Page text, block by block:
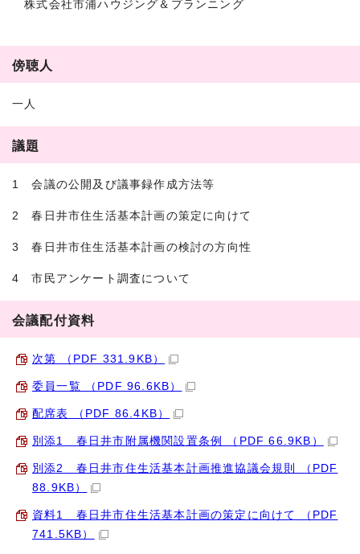
株式会社市浦ハウジング＆プランニング
傍聴人
一人
議題
1 会議の公開及び議事録作成方法等
2 春日井市住生活基本計画の策定に向けて
3 春日井市住生活基本計画の検討の方向性
4 市民アンケート調査について
会議配付資料
次第 （PDF 331.9KB）
委員一覧 （PDF 96.6KB）
配席表 （PDF 86.4KB）
別添1 春日井市附属機関設置条例 （PDF 66.9KB）
別添2 春日井市住生活基本計画推進協議会規則 （PDF
88.9KB）
資料1 春日井市住生活基本計画の策定に向けて （PDF
741.5KB）